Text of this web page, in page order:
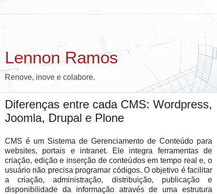
Lennon Ramos
Renove, inove e colabore.
Diferenças entre cada CMS: Wordpress,
Joomla, Drupal e Plone
CMS é um Sistema de Gerenciamento de Conteúdo para
websites, portais e intranet. Ele integra ferramentas de
criação, edição e inserção de conteúdos em tempo real e, o
usuário não precisa programar códigos. O objetivo é facilitar
a criação, administração, distribuição, publicação e
disponibilidade da informação através de uma estrutura